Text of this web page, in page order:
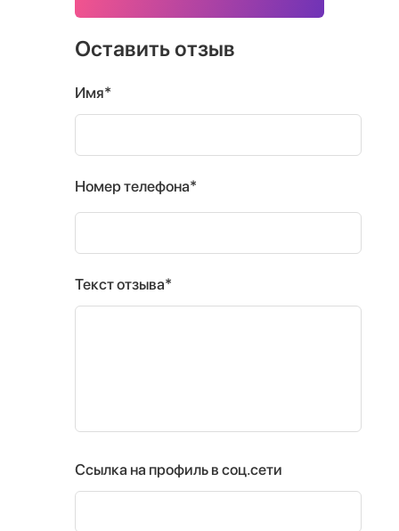
Оставить отзыв
Имя*
Номер телефона*
Текст отзыва*
Ссылка на профиль в соц.сети